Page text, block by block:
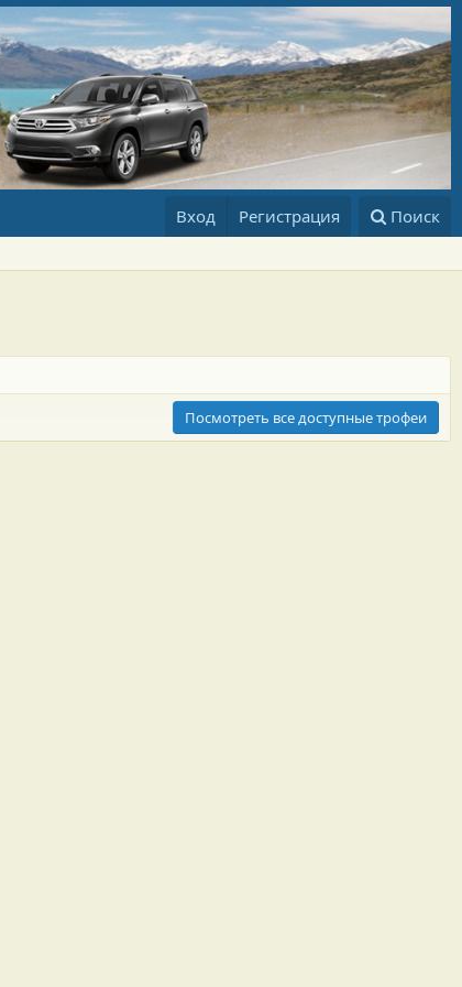
Вход Регистрация Поиск
Посмотреть все доступные трофеи